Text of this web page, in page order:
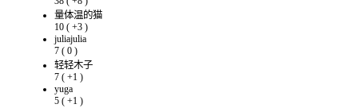
量体温的猫
10 ( +3 )
juliajulia
7 ( 0 )
轻轻木子
7 ( +1 )
yuga
5 ( +1 )